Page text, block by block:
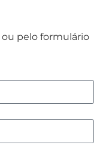
ou pelo formulário